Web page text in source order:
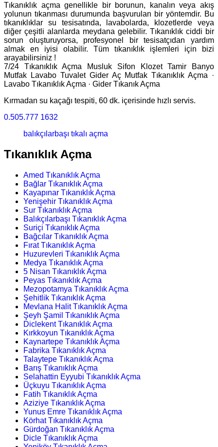
Tıkanıklık açma genellikle bir borunun, kanalın veya akış
yolunun tıkanması durumunda başvurulan bir yöntemdir. Bu
tıkanıklıklar su tesisatında, lavabolarda, klozetlerde veya
diğer çeşitli alanlarda meydana gelebilir. Tıkanıklık ciddi bir
sorun oluşturuyorsa, profesyonel bir tesisatçıdan yardım
almak en iyisi olabilir. Tüm tıkanıklık işlemleri için bizi
arayabilirsiniz !
7/24 Tıkanıklık Açma Musluk Sifon Klozet Tamir Banyo
Mutfak Lavabo Tuvalet Gider Aç ‎Mutfak Tıkanıklık Açma ·
‎Lavabo Tıkanıklık Açma · ‎Gider Tıkanık Açma
Kırmadan su kaçağı tespiti, 60 dk. içerisinde hızlı servis.
0.505.777 1632
balıkçılarbaşı tıkalı açma
Tıkanıklık Açma
Amed Tıkanıklık Açma
Bağlar Tıkanıklık Açma
Kayapınar Tıkanıklık Açma
Yenişehir Tıkanıklık Açma
Sur Tıkanıklık Açma
Balıkçılarbaşı Tıkanıklık Açma
Suriçi Tıkanıklık Açma
Bağcılar Tıkanıklık Açma
Fırat Tıkanıklık Açma
Huzurevleri Tıkanıklık Açma
Medya Tıkanıklık Açma
5 Nisan Tıkanıklık Açma
Peyas Tıkanıklık Açma
Mezopotamya Tıkanıklık Açma
Şehitlik Tıkanıklık Açma
Mevlana Halit Tıkanıklık Açma
Şeyh Şamil Tıkanıklık Açma
Diclekent Tıkanıklık Açma
Kırkkoyun Tıkanıklık Açma
Kaynartepe Tıkanıklık Açma
Fabrika Tıkanıklık Açma
Talaytepe Tıkanıklık Açma
Barış Tıkanıklık Açma
Selahattin Eyyubi Tıkanıklık Açma
Üçkuyu Tıkanıklık Açma
Fatih Tıkanıklık Açma
Aziziye Tıkanıklık Açma
Yunus Emre Tıkanıklık Açma
Körhat Tıkanıklık Açma
Gürdoğan Tıkanıklık Açma
Dicle Tıkanıklık Açma